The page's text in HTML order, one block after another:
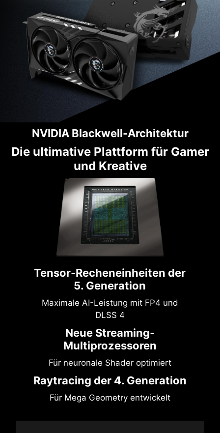
NVIDIA Blackwell-Architektur
Die ultimative Plattform für Gamer
und Kreative
Tensor-Recheneinheiten der
5. Generation
Maximale AI-Leistung mit FP4 und
DLSS 4
Neue Streaming-
Multiprozessoren
Für neuronale Shader optimiert
Raytracing der 4. Generation
Für Mega Geometry entwickelt